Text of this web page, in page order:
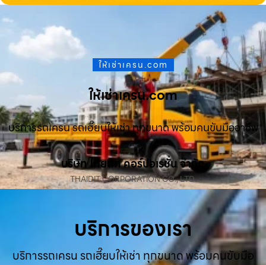
ให้เช่าเครน.com
ให้เช่าเครน.com
บริการรถเครน รถเฮี๊ยบให้เช่า ทุกขนาด พร้อมคนขับมืออาชีพ
บริษัท ไทยดิท คอร์ปอเรชั่น จำกัด
THAIDIT CORPORATION CO., LTD.
บริการของเรา
บริการรถเครน รถเฮี๊ยบให้เช่า ทุกขนาด พร้อมคนขับมือ